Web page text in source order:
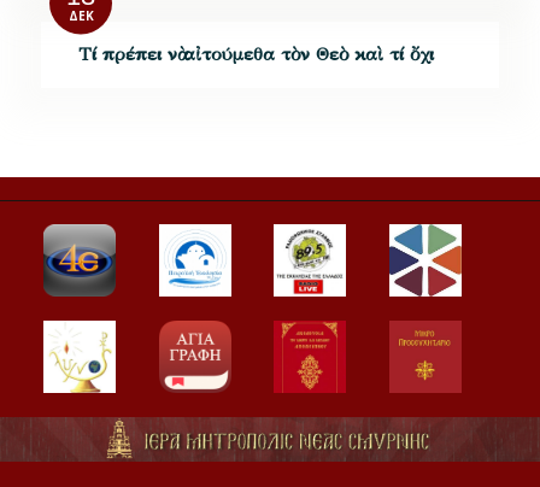
ΔΕΚ
Τί πρέπει νὰ αἰτούμεθα τὸν Θεὸ καὶ τί ὄχι